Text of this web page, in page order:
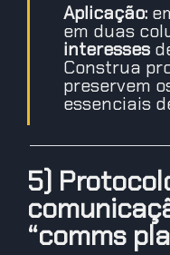
Aplicação:
em duas
interesses
Construa
preservem
essenciais
5)
“comms